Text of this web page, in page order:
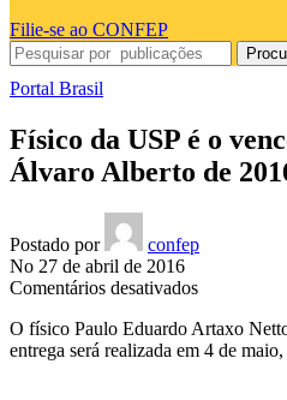
Filie-se ao CONFEP
Portal Brasil
Físico da USP é o
Álvaro Alberto de
Postado por
confep
No 27 de abril de 2016
Comentários desativadosem
da
USP
O físico Paulo Eduardo Artaxo
entrega será realizada em 4 de